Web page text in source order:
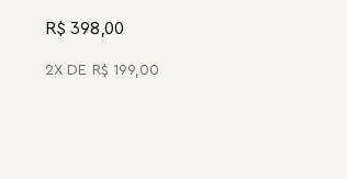
R$ 398,00
2 R$ 199,00